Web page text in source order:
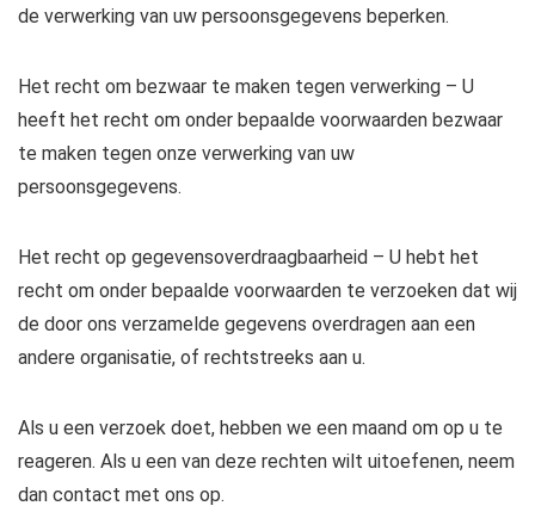
de verwerking van uw persoonsgegevens beperken.
Het recht om bezwaar te maken tegen verwerking – U
heeft het recht om onder bepaalde voorwaarden bezwaar
te maken tegen onze verwerking van uw
persoonsgegevens.
Het recht op gegevensoverdraagbaarheid – U hebt het
recht om onder bepaalde voorwaarden te verzoeken dat wij
de door ons verzamelde gegevens overdragen aan een
andere organisatie, of rechtstreeks aan u.
Als u een verzoek doet, hebben we een maand om op u te
reageren. Als u een van deze rechten wilt uitoefenen, neem
dan contact met ons op.